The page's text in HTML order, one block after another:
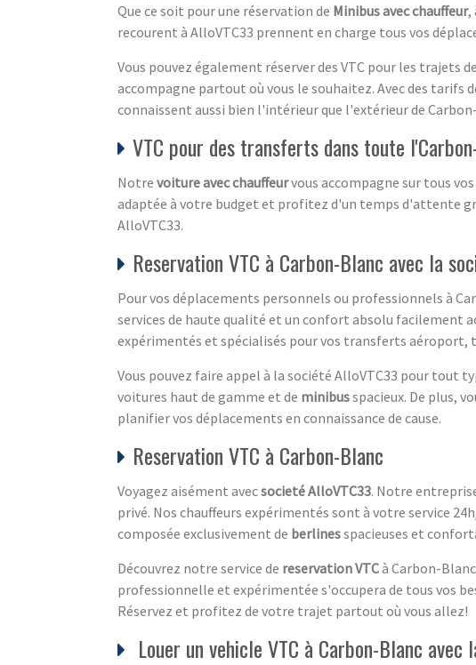
Que ce soit pour une réservation de Minibus avec chauffeur,
recourent à AlloVTC33 prennent en charge tous vos
Vous pouvez également réserver des VTC pour les trajets
accompagne partout où vous le souhaitez. Avec des tarifs
connaissent aussi bien l'intérieur que l'extérieur de
VTC pour des transferts dans toute
Notre voiture avec chauffeurvous accompagne sur tous
adaptée à votre budget et profitez d'un temps d'attente
AlloVTC33.
Reservation VTC à Carbon-Blanc avec la
Pour vos déplacements personnels ou professionnels à
services de haute qualité et un confort absolu facilement
expérimentés et spécialisés pour vos transferts aéroport,
Vous pouvez faire appel à la société AlloVTC33 pour tout
voitures haut de gamme et de minibusspacieux. De plus,
planifier vos déplacements en connaissance de cause.
Reservation VTC à Carbon-Blanc
Voyagez aisément avecsocieté AlloVTC33. Notre
privé. Nos chauffeurs expérimentés sont à votre service
composée exclusivement de berlinesspacieuses et
Découvrez notre service de reservation VTCà Carbon-
professionnelle et expérimentée s'occupera de tous vos
Réservez et profitez de votre trajet partout où vous allez!
Louer un vehicle VTC à Carbon-Blanc